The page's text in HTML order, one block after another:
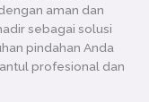
aman dan
sebagai solusi
pindahan Anda
profesional dan